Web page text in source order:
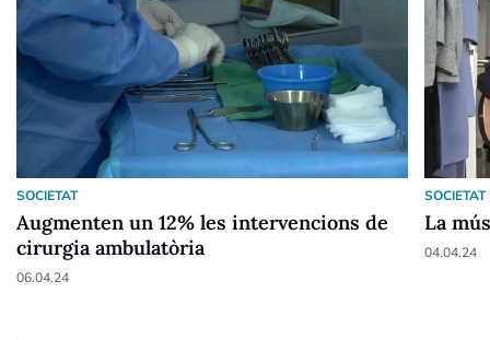
SOCIETAT
Augmenten un 12% les intervencions de
cirurgia ambulatòria
06.04.24
SOCIETAT
La
04.04.24